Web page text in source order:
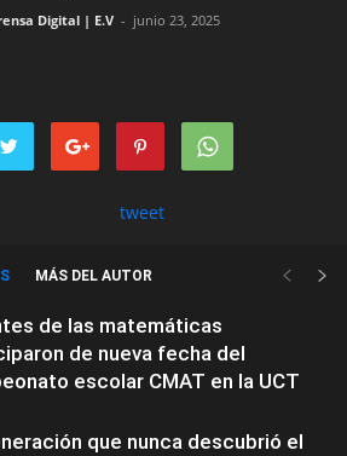
Digital | E.V - junio 23, 2025
tweet
MÁS DEL AUTOR
de las matemáticas
de nueva fecha del
escolar CMAT en la UCT
que nunca descubrió el